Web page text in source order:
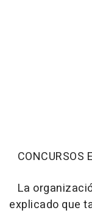
CONCURSOS
La
explicado que